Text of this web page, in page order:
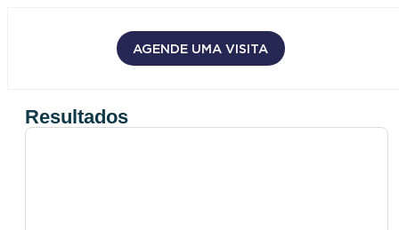
AGENDE UMA VISITA
Resultados